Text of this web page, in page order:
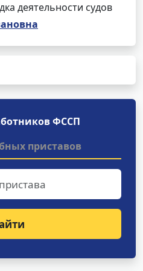
деятельности судов
ФССП
приставов